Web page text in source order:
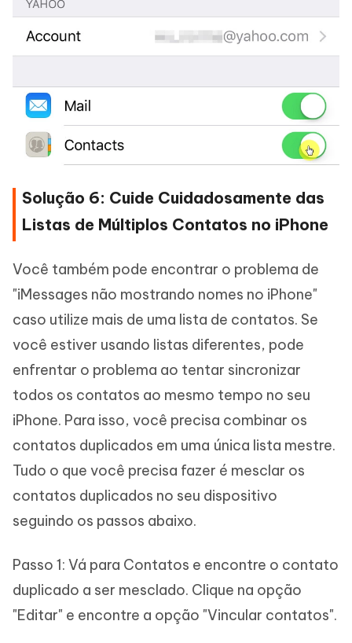
Solução 6: Cuide Cuidadosamente das
Listas de Múltiplos Contatos no iPhone
Você também pode encontrar o problema de
"iMessages não mostrando nomes no iPhone"
caso utilize mais de uma lista de contatos. Se
você estiver usando listas diferentes, pode
enfrentar o problema ao tentar sincronizar
todos os contatos ao mesmo tempo no seu
iPhone. Para isso, você precisa combinar os
contatos duplicados em uma única lista mestre.
Tudo o que você precisa fazer é mesclar os
contatos duplicados no seu dispositivo
seguindo os passos abaixo.
Passo 1: Vá para Contatos e encontre o contato
duplicado a ser mesclado. Clique na opção
"Editar" e encontre a opção "Vincular contatos".